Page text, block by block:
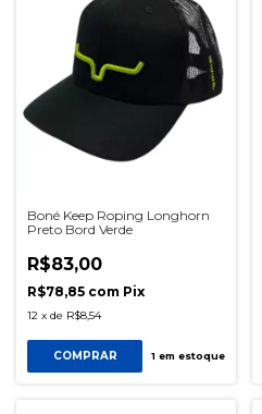
Boné Keep Roping Longhorn
Preto Bord Verde
R$83,00
R$78,85 com Pix
12 x de R$8,54
COMPRAR 1em estoque